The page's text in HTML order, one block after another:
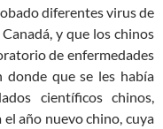
diferentes virus de
y que los chinos
de enfermedades
donde que se les había
científicos chinos,
año nuevo chino, cuya